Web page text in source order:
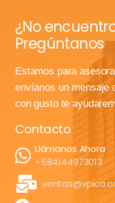
¿No
Pregúntanos
Estamos para
envíanos un mensaje
con gusto te
Contacto
Llámanos Ahora
+584144973013